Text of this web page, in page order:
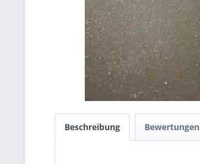
Beschreibung Bewertungen